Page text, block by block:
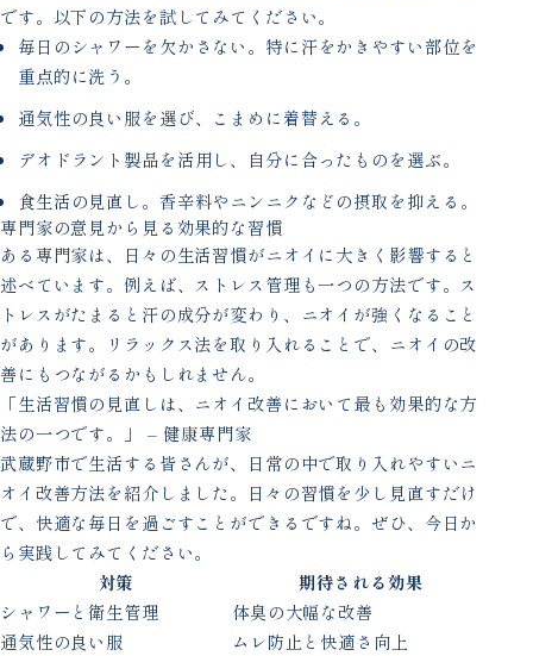
です。以下の方法を試してみてください。
毎日のシャワーを欠かさない。特に汗をかきやすい部位を
重点的に洗う。
通気性の良い服を選び、こまめに着替える。
デオドラント製品を活用し、自分に合ったものを選ぶ。
食生活の見直し。香辛料やニンニクなどの摂取を抑える。
専門家の意見から見る効果的な習慣
ある専門家は、日々の生活習慣がニオイに大きく影響すると
述べています。例えば、ストレス管理も一つの方法です。ス
トレスがたまると汗の成分が変わり、ニオイが強くなること
があります。リラックス法を取り入れることで、ニオイの改
善にもつながるかもしれません。
「生活習慣の見直しは、ニオイ改善において最も効果的な方
法の一つです。」 – 健康専門家
武蔵野市で生活する皆さんが、日常の中で取り入れやすいニ
オイ改善方法を紹介しました。日々の習慣を少し見直すだけ
で、快適な毎日を過ごすことができるですね。ぜひ、今日か
ら実践してみてください。
対策
期待される効果
シャワーと衛生管理
体臭の大幅な改善
通気性の良い服
ムレ防止と快適さ向上